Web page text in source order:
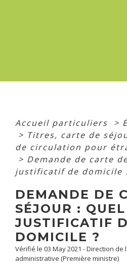
Accueil particuliers >
> Titres, carte de
de circulation pour
> Demande de carte
justificatif de domicile
DEMANDE DE
SÉJOUR : QUEL
JUSTIFICATIF
DOMICILE ?
Vérifié le 03 May 2021 - Direction
administrative (Première ministre)